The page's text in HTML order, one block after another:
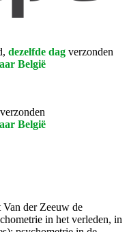
dezelfde dag verzonden
België
België
Van der Zeeuw de
in het verleden, in